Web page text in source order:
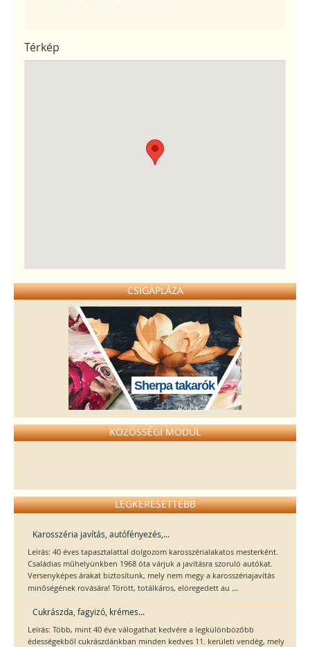
Térkép
CSIGAPLÁZA
Sherpa takarók
KÖZÖSSÉGI MODUL
LEGKERESETTEBB
Karosszéria javítás, autófényezés,...
Leírás: 40 éves tapasztalattal dolgozom karosszérialakatos mesterként.
Családias műhelyünkben 1968 óta várjuk a javításra szoruló autókat.
Versenyképes árakat biztosítunk, mely nem megy a karosszériajavítás
minőségének rovására! Törött, totálkáros, elöregedett au ...
Cukrászda, fagyizó, krémes...
Leírás: Több, mint 40 éve válogathat kedvére a legkülönbözőbb
édességekből cukrászdánkban minden kedves 11. kerületi vendég, mely